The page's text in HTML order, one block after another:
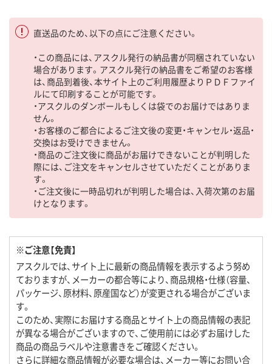
直送品のため、以下の点にご注意ください。
・この商品には、アスクル発行の納品書が同梱されていない
場合があります。アスクル発行の納品書をご希望のお客様
は、商品到着後、本サイト上のご利用履歴よりＰＤＦファイ
ルにて印刷することが可能です。
・アスクルのダンボールもしくは袋でのお届けではありま
せん。
・お客様のご都合によるご注文後の変更・キャンセル・返品・
交換はお受けできません。
・商品のご注文後に商品がお届けできないことが判明した
際には、ご注文をキャンセルさせていただくことがありま
す。
・ご注文後に一時品切れが判明した場合は、入荷次第のお届
けとなります。
※ご注意【免責】
アスクルでは、サイト上に最新の商品情報を表示するよう努め
ておりますが、メーカーの都合等により、商品規格・仕様（容量、
パッケージ、原材料、原産国など）が変更される場合がございま
す。
このため、実際にお届けする商品とサイト上の商品情報の表記
が異なる場合がございますので、ご使用前には必ずお届けした
商品の商品ラベルや注意書きをご確認ください。
さらに詳細な商品情報が必要な場合は、メーカー等にお問い合